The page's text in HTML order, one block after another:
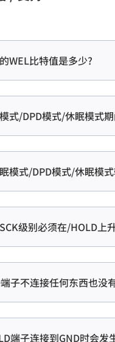
WEL比特值是多少?
式/DPD模式/休眠模式
模式/DPD模式/休眠模
级别必须在/HOLD上
子不连接任何东西也没
端子连接到GND时会发